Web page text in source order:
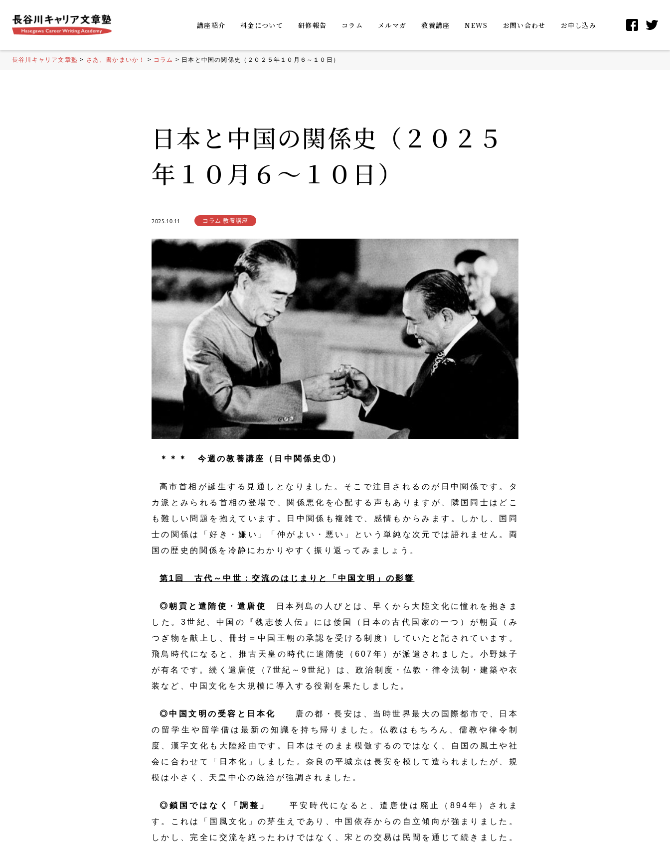
講座紹介 料金について 研修報告 コラム メルマガ 教養講座 NEWS お問い合わせ お申し込み
長谷川キャリア文章塾 > さあ、書かまいか！ > コラム > 日本と中国の関係史（２０２５年１０月６～１０日）
日本と中国の関係史（２０２５
年１０月６～１０日）
2025.10.11 コラム 教養講座
＊＊＊ 今週の教養講座（日中関係史①）
高市首相が誕生する見通しとなりました。そこで注目されるのが日中関係です。タ
カ派とみられる首相の登場で、関係悪化を心配する声もありますが、隣国同士はどこ
も難しい問題を抱えています。日中関係も複雑で、感情もからみます。しかし、国同
士の関係は「好き・嫌い」「仲がよい・悪い」という単純な次元では語れません。両
国の歴史的関係を冷静にわかりやすく振り返ってみましょう。
第1回 古代～中世：交流のはじまりと「中国文明」の影響
◎朝貢と遣隋使・遣唐使
日本列島の人びとは、早くから大陸文化に憧れを抱きま
した。3世紀、中国の『魏志倭人伝』には倭国（日本の古代国家の一つ）が朝貢（み
つぎ物を献上し、冊封＝中国王朝の承認を受ける制度）していたと記されています。
飛鳥時代になると、推古天皇の時代に遣隋使（607年）が派遣されました。小野妹子
が有名です。続く遣唐使（7世紀～9世紀）は、政治制度・仏教・律令法制・建築や衣
装など、中国文化を大規模に導入する役割を果たしました。
◎中国文明の受容と日本化
唐の都・長安は、当時世界最大の国際都市で、日本
の留学生や留学僧は最新の知識を持ち帰りました。仏教はもちろん、儒教や律令制
度、漢字文化も大陸経由です。日本はそのまま模倣するのではなく、自国の風土や社
会に合わせて「日本化」しました。奈良の平城京は長安を模して造られましたが、規
模は小さく、天皇中心の統治が強調されました。
◎鎖国ではなく「調整」平安時代になると、遣唐使は廃止（894年）されま
す。これは「国風文化」の芽生えであり、中国依存からの自立傾向が強まりました。
しかし、完全に交流を絶ったわけではなく、宋との交易は民間を通じて続きました。